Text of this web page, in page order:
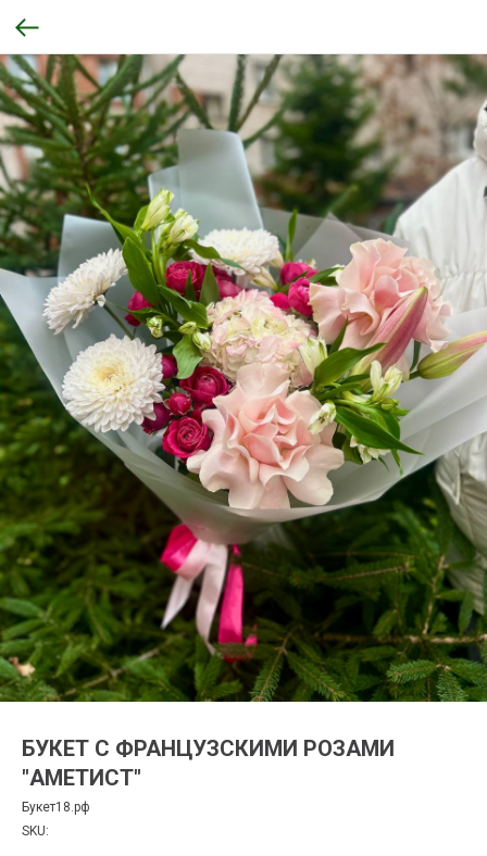
БУКЕТ С ФРАНЦУЗСКИМИ РОЗАМИ
"АМЕТИСТ"
Букет18.рф
SKU: